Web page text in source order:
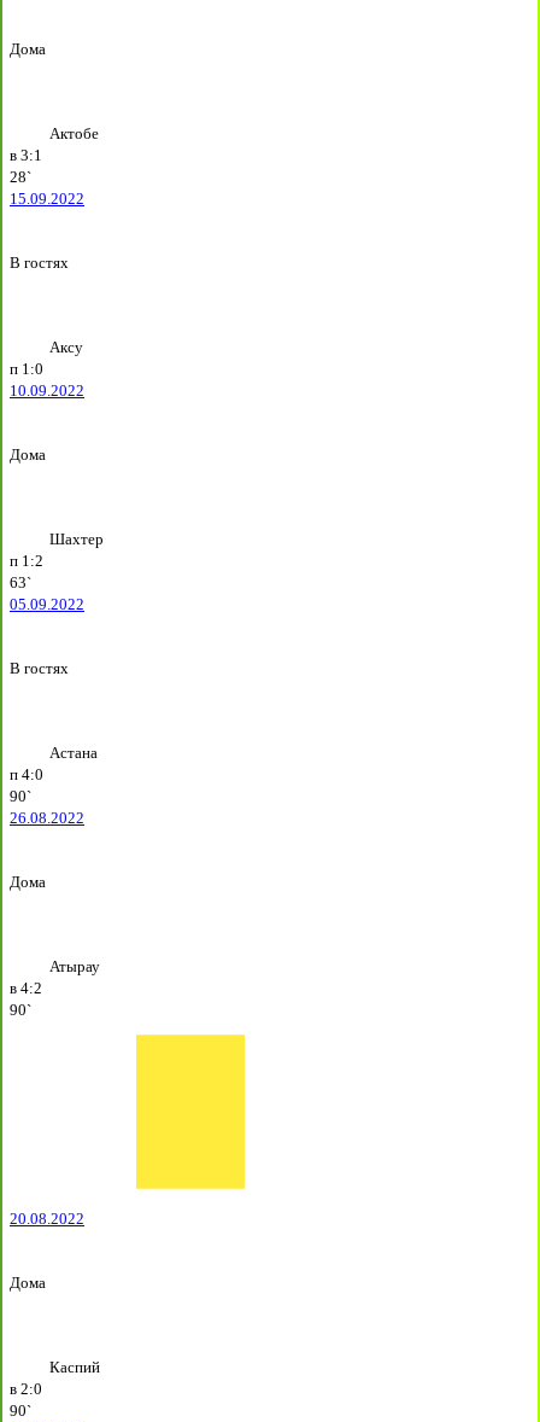
Дома
Актобе
в 3:1
28`
15.09.2022
В гостях
Аксу
п 1:0
10.09.2022
Дома
Шахтер
п 1:2
63`
05.09.2022
В гостях
Астана
п 4:0
90`
26.08.2022
Дома
Атырау
в 4:2
90`
20.08.2022
Дома
Каспий
в 2:0
90`